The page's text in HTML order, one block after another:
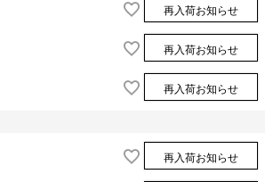
再入荷お知らせ
再入荷お知らせ
再入荷お知らせ
再入荷お知らせ